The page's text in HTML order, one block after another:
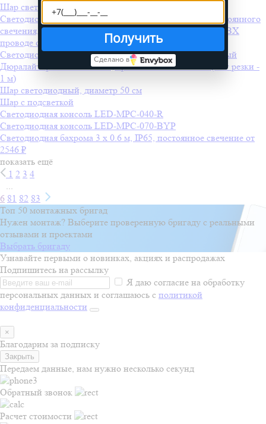
Шар светодиодный, диаметр 50 см
Светодиодная бахрома INFINILITE 3 x 0.7 м, IP44, постоянного
свечения, цвет LED белый холодный, на прозрачном ПВХ
проводе от 1001 ₽
Светодиодный дождь 2,0х1,5 м фиксинг, холодный белый
Дюралайт-фиксинг 2 жилы, красный-синий-белый (шаг резки -
1 м)
Шар светодиодный, диаметр 50 см
Шар с подсветкой
Светодиодная консоль LED-MPC-040-R
Светодиодная консоль LED-MPC-070-BYP
Светодиодная бахрома 3 x 0.6 м, IP65, постоянное свечение от
2546 ₽
показать ещё
1 2 3 4
...
6 81 82 83
Топ 50 монтажных бригад
Нужен монтаж? Выберите проверенную бригаду с реальными
отзывами и проектами
Выбрать бригаду
Узнавайте первыми о новинках, акциях и распродажах
Подпишитесь на рассылку
Я даю согласие на обработку
персональных данных и соглашаюсь с политикой
конфиденциальности
×
Благодарим за подписку
Закрыть
Передаем данные, нам нужно несколько секунд
Обратный звонок
Расчет стоимости
Получить
Сделано в